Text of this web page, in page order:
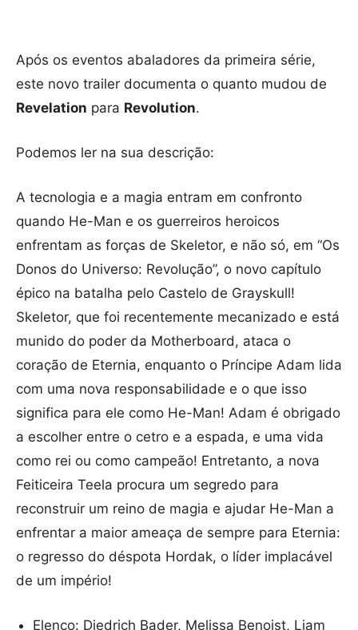
Após os eventos abaladores da primeira série,
este novo trailer documenta o quanto mudou de
Revelation para Revolution.
Podemos ler na sua descrição:
A tecnologia e a magia entram em confronto
quando He-Man e os guerreiros heroicos
enfrentam as forças de Skeletor, e não só, em “Os
Donos do Universo: Revolução”, o novo capítulo
épico na batalha pelo Castelo de Grayskull!
Skeletor, que foi recentemente mecanizado e está
munido do poder da Motherboard, ataca o
coração de Eternia, enquanto o Príncipe Adam lida
com uma nova responsabilidade e o que isso
significa para ele como He-Man! Adam é obrigado
a escolher entre o cetro e a espada, e uma vida
como rei ou como campeão! Entretanto, a nova
Feiticeira Teela procura um segredo para
reconstruir um reino de magia e ajudar He-Man a
enfrentar a maior ameaça de sempre para Eternia:
o regresso do déspota Hordak, o líder implacável
de um império!
Elenco: Diedrich Bader, Melissa Benoist, Liam